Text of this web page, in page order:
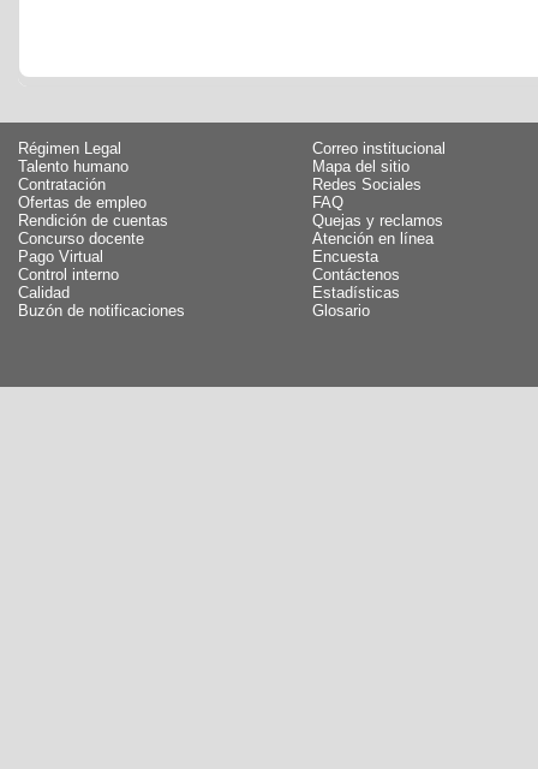
Régimen Legal
Talento humano
Contratación
Ofertas de empleo
Rendición de cuentas
Concurso docente
Pago Virtual
Control interno
Calidad
Buzón de notificaciones
Correo institucional
Mapa del sitio
Redes Sociales
FAQ
Quejas y reclamos
Atención en línea
Encuesta
Contáctenos
Estadísticas
Glosario